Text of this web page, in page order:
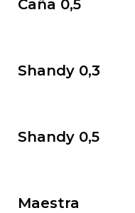
Caña 0,5
Shandy 0,3
Shandy 0,5
Maestra